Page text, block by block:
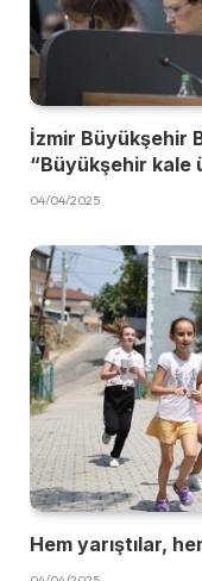
İzmir Büyükşehir
“Büyükşehir kale
04/04/2025
Hem yarıştılar,